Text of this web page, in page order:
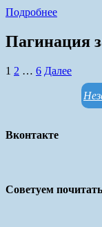
Подробнее
Пагинация
1 2 … 6 Далее
Вконтакте
Советуем почитать